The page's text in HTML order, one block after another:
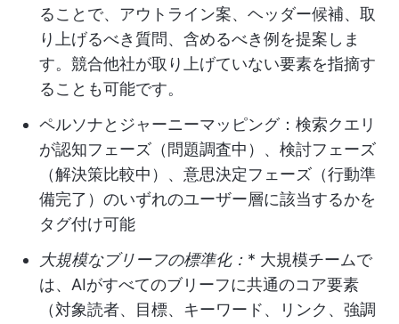
ることで、アウトライン案、ヘッダー候補、取
り上げるべき質問、含めるべき例を提案しま
す。競合他社が取り上げていない要素を指摘す
ることも可能です。
ペルソナとジャーニーマッピング：検索クエリ
が認知フェーズ（問題調査中）、検討フェーズ
（解決策比較中）、意思決定フェーズ（行動準
備完了）のいずれのユーザー層に該当するかを
タグ付け可能
大規模なブリーフの標準化： * 大規模チームで
は、AIがすべてのブリーフに共通のコア要素
（対象読者、目標、キーワード、リンク、強調